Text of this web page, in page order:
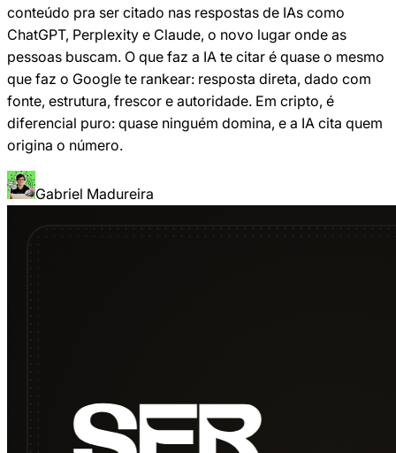
conteúdo pra ser citado nas respostas de IAs como
ChatGPT, Perplexity e Claude, o novo lugar onde as
pessoas buscam. O que faz a IA te citar é quase o mesmo
que faz o Google te rankear: resposta direta, dado com
fonte, estrutura, frescor e autoridade. Em cripto, é
diferencial puro: quase ninguém domina, e a IA cita quem
origina o número.
Gabriel Madureira